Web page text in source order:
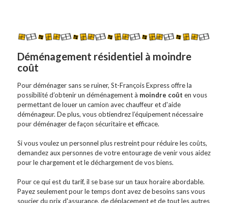
Déménagement résidentiel à moindre
coût
Pour déménager sans se ruiner, St-François Express offre la
possibilité d’obtenir un déménagement à moindre coût en vous
permettant de louer un camion avec chauffeur et d'aide
déménageur. De plus, vous obtiendrez l’équipement nécessaire
pour déménager de façon sécuritaire et efficace.
Si vous voulez un personnel plus restreint pour réduire les coûts,
demandez aux personnes de votre entourage de venir vous aidez
pour le chargement et le déchargement de vos biens.
Pour ce qui est du tarif, il se base sur un taux horaire abordable.
Payez seulement pour le temps dont avez de besoins sans vous
soucier du prix d'assurance, de déplacement et de tout les autres